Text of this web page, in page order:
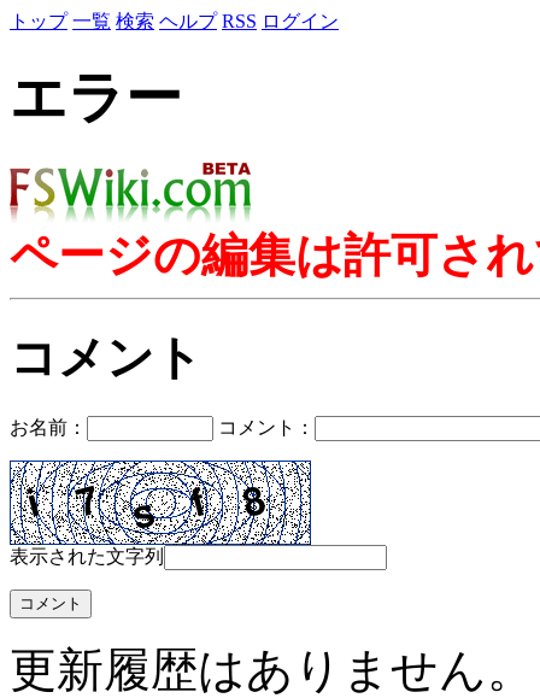
トップ 一覧 検索 ヘルプ RSS ログイン
エラー
ページの編集は許可さ
コメント
お名前： コメント：
表示された文字列
更新履歴はありません。